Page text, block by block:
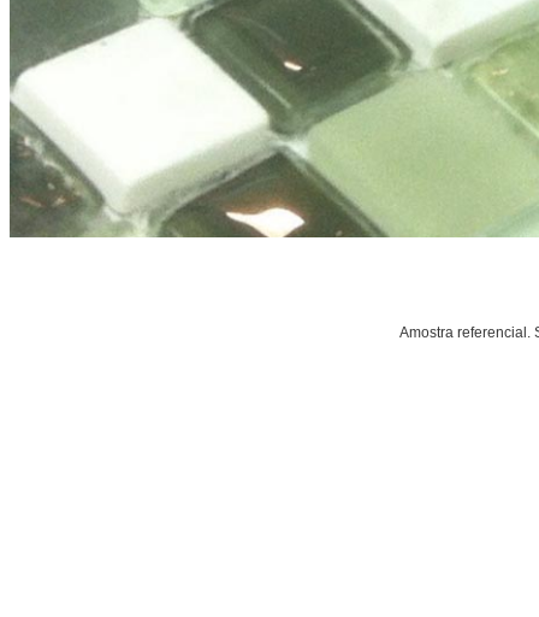
Amostra referencial.